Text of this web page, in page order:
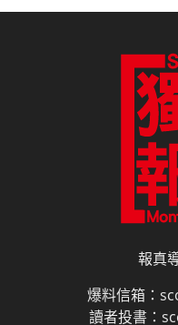
報真
爆料信箱：
讀者投書：